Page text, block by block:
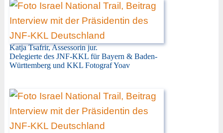
Katja Tsafrir, Assessorin jur.
Delegierte des JNF-KKL für Bayern & Baden-
Württemberg und KKL Fotograf Yoav